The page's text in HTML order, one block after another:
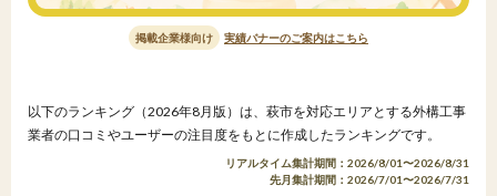
掲載企業様向け 実績バナーのご案内はこちら
以下のランキング（2026年8月版）は、萩市を対応エリアとする外構工事
業者の口コミやユーザーの注目度をもとに作成したランキングです。
リアルタイム集計期間：2026/8/01〜2026/8/31
先月集計期間：2026/7/01〜2026/7/31